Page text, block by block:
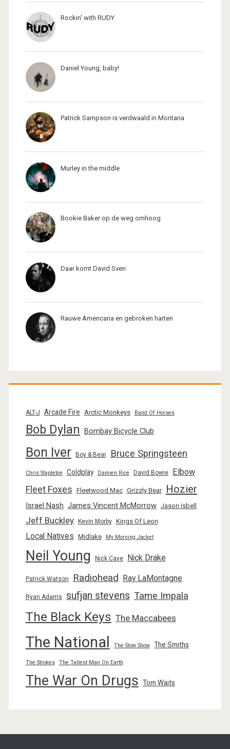
Rockin' with RUDY
Daniel Young, baby!
Patrick Sampson is verdwaald in Montana
Murley in the middle
Bookie Baker op de weg omhoog
Daar komt David Sven
Rauwe Americana en gebroken harten
ALT-J Arcade Fire Arctic Monkeys Band Of Horses
Bob Dylan Bombay Bicycle Club
Bon Iver Boy & Bear Bruce Springsteen
Chris Stapleton Coldplay Damien Rice David Bowie Elbow
Fleet Foxes Fleetwood Mac Grizzly Bear Hozier
Israel Nash James Vincent McMorrow Jason Isbell
Jeff Buckley Kevin Morby Kings Of Leon
Local Natives Midlake My Morning Jacket
Neil Young Nick Cave Nick Drake
Patrick Watson Radiohead Ray LaMontagne
Ryan Adams sufjan stevens Tame Impala
The Black Keys The Maccabees
The National The Slow Show The Smiths
The Strokes The Tallest Man On Earth
The War On Drugs Tom Waits